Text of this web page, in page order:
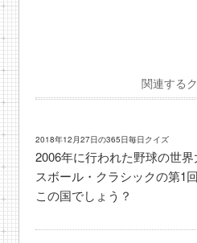
関連する
2018年12月27日の365日毎日クイズ
2006年に行われた野球の世
スボール・クラシックの第1
この国でしょう？